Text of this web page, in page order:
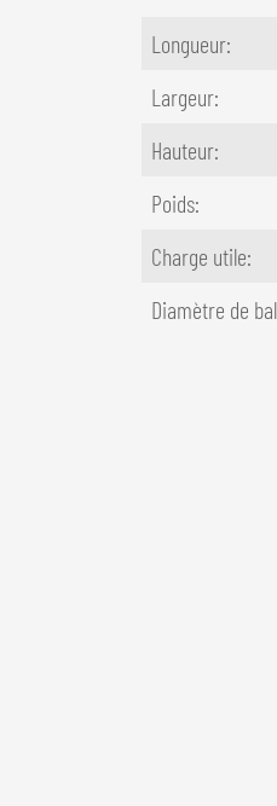
Longueur:
Largeur:
Hauteur:
Poids:
Charge utile:
Diamètre de